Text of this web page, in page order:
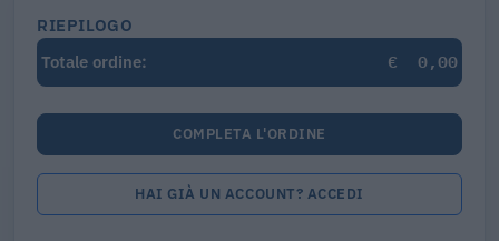
RIEPILOGO
Totale ordine:
€ 0,00
COMPLETA L'ORDINE
HAI GIÀ UN ACCOUNT? ACCEDI